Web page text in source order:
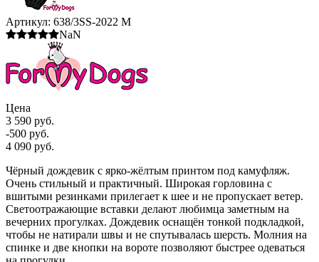
Артикул: 638/3SS-2022 M
NaN
Цена
3 590 руб.
-500 руб.
4 090 руб.
Чёрный дождевик с ярко-жёлтым принтом под камуфляж.
Очень стильный и практичный. Широкая горловина с
вшитыми резинками прилегает к шее и не пропускает ветер.
Светоотражающие вставки делают любимца заметным на
вечерних прогулках. Дождевик оснащён тонкой подкладкой,
чтобы не натирали швы и не спутывалась шерсть. Молния на
спинке и две кнопки на вороте позволяют быстрее одеваться